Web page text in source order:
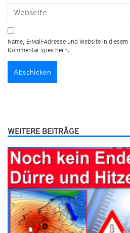
Name, E-Mail-Adresse und Website in
Kommentar speichern.
WEITERE BEITRÄGE